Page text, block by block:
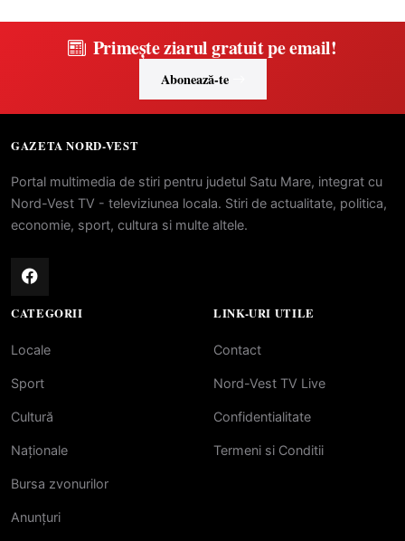
Primește ziarul gratuit pe email!
Abonează-te
GAZETA NORD-VEST
Portal multimedia de stiri pentru judetul Satu Mare, integrat cu
Nord-Vest TV - televiziunea locala. Stiri de actualitate, politica,
economie, sport, cultura si multe altele.
CATEGORII
Locale
Sport
Cultură
Naționale
Bursa zvonurilor
Anunțuri
LINK-URI UTILE
Contact
Nord-Vest TV Live
Confidentialitate
Termeni si Conditii